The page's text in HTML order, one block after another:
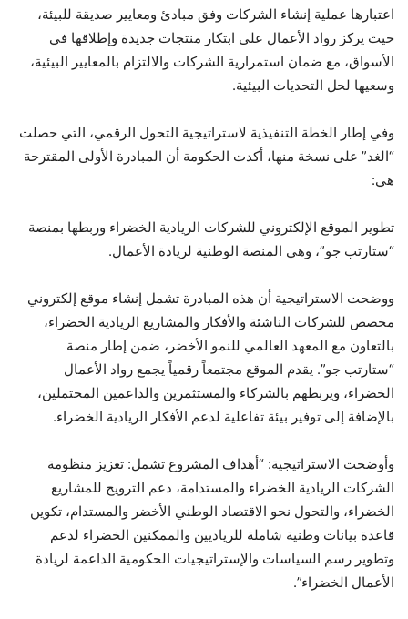
اعتبارها عملية إنشاء الشركات وفق مبادئ ومعايير صديقة للبيئة،
حيث يركز رواد الأعمال على ابتكار منتجات جديدة وإطلاقها في
الأسواق، مع ضمان استمرارية الشركات والالتزام بالمعايير البيئية،
وسعيها لحل التحديات البيئية.
وفي إطار الخطة التنفيذية لاستراتيجية التحول الرقمي، التي حصلت
“الغد” على نسخة منها، أكدت الحكومة أن المبادرة الأولى المقترحة
هي:
تطوير الموقع الإلكتروني للشركات الريادية الخضراء وربطها بمنصة
“ستارتب جو”، وهي المنصة الوطنية لريادة الأعمال.
ووضحت الاستراتيجية أن هذه المبادرة تشمل إنشاء موقع إلكتروني
مخصص للشركات الناشئة والأفكار والمشاريع الريادية الخضراء،
بالتعاون مع المعهد العالمي للنمو الأخضر، ضمن إطار منصة
“ستارتب جو”. يقدم الموقع مجتمعاً رقمياً يجمع رواد الأعمال
الخضراء، ويربطهم بالشركاء والمستثمرين والداعمين المحتملين،
بالإضافة إلى توفير بيئة تفاعلية لدعم الأفكار الريادية الخضراء.
وأوضحت الاستراتيجية: “أهداف المشروع تشمل: تعزيز منظومة
الشركات الريادية الخضراء والمستدامة، دعم الترويج للمشاريع
الخضراء، والتحول نحو الاقتصاد الوطني الأخضر والمستدام، تكوين
قاعدة بيانات وطنية شاملة للرياديين والممكنين الخضراء لدعم
وتطوير رسم السياسات والإستراتيجيات الحكومية الداعمة لريادة
الأعمال الخضراء”.